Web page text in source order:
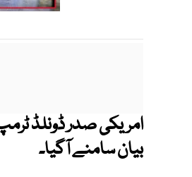
امریکی صدر ڈونلڈ ٹرمپ
بیان سامنے آگیا۔